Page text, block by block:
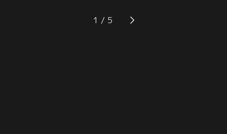
天女の像に埋まっていた陰鉄が温若
寒に奪われたため、像が村人たちの
星塵たちと別れた魏無羨たちは、聶
懐桑、孟瑶と清河聶氏の不浄世に到
1